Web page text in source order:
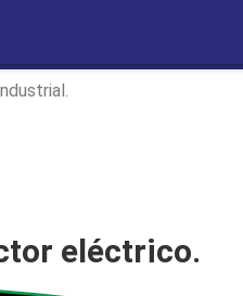
eléctrico.
EN